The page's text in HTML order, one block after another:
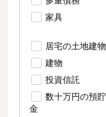
家具
居宅の土地建物
建物
投資信託
数十万円の預貯
金